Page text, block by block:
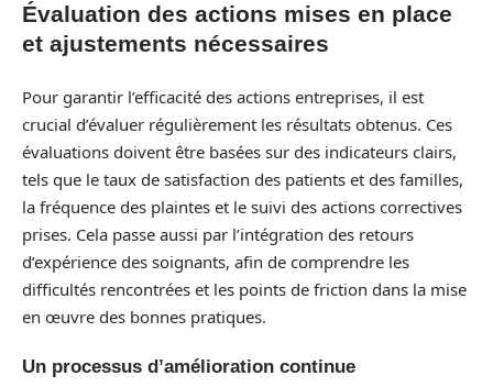
Évaluation des actions mises en place
et ajustements nécessaires
Pour garantir l’efficacité des actions entreprises, il est
crucial d’évaluer régulièrement les résultats obtenus. Ces
évaluations doivent être basées sur des indicateurs clairs,
tels que le taux de satisfaction des patients et des familles,
la fréquence des plaintes et le suivi des actions correctives
prises. Cela passe aussi par l’intégration des retours
d’expérience des soignants, afin de comprendre les
difficultés rencontrées et les points de friction dans la mise
en œuvre des bonnes pratiques.
Un processus d’amélioration continue